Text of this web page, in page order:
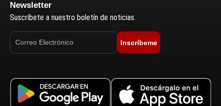
Newsletter
Suscríbete a nuestro boletín de noticias.
Inscríbeme